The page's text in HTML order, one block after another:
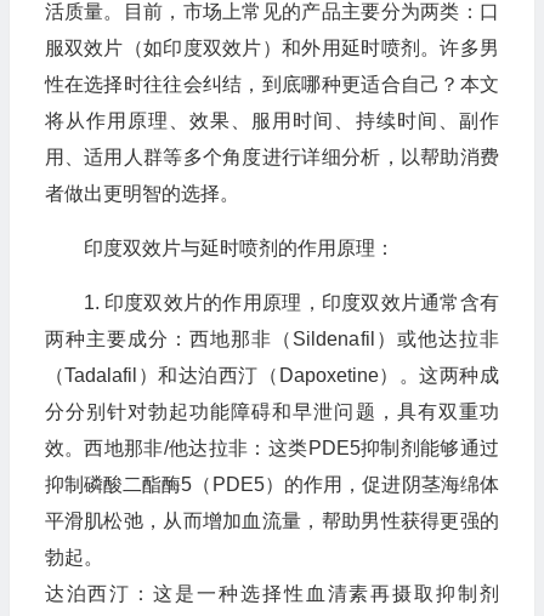
活质量。目前，市场上常见的产品主要分为两类：口
服双效片（如印度双效片）和外用延时喷剂。许多男
性在选择时往往会纠结，到底哪种更适合自己？本文
将从作用原理、效果、服用时间、持续时间、副作
用、适用人群等多个角度进行详细分析，以帮助消费
者做出更明智的选择。
印度双效片与延时喷剂的作用原理：
1. 印度双效片的作用原理，印度双效片通常含有
两种主要成分：西地那非（Sildenafil）或他达拉非
（Tadalafil）和达泊西汀（Dapoxetine）。这两种成
分分别针对勃起功能障碍和早泄问题，具有双重功
效。西地那非/他达拉非：这类PDE5抑制剂能够通过
抑制磷酸二酯酶5（PDE5）的作用，促进阴茎海绵体
平滑肌松弛，从而增加血流量，帮助男性获得更强的
勃起。
达泊西汀：这是一种选择性血清素再摄取抑制剂